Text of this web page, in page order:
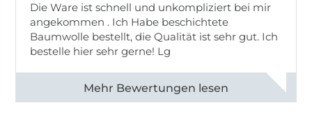
Die Ware ist schnell und unkompliziert bei mir
angekommen . Ich Habe beschichtete
Baumwolle bestellt, die Qualität ist sehr gut. Ich
bestelle hier sehr gerne! Lg
Alle 83031 Bewertungen ansehen